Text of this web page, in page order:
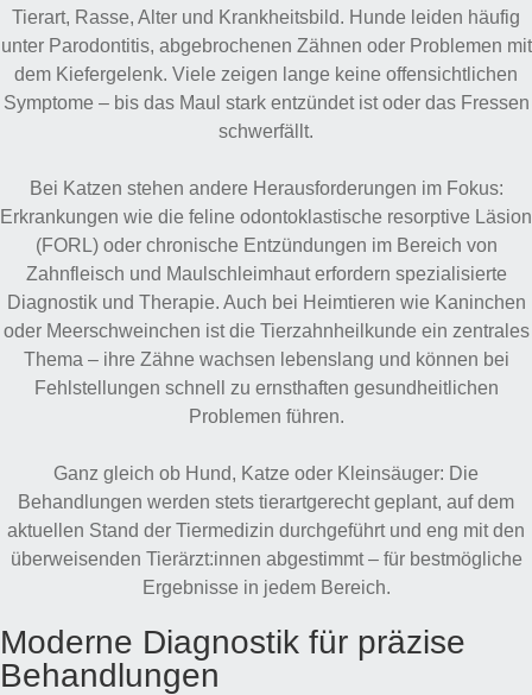
Tierart, Rasse, Alter und Krankheitsbild. Hunde leiden häufig
unter Parodontitis, abgebrochenen Zähnen oder Problemen mit
dem Kiefergelenk. Viele zeigen lange keine offensichtlichen
Symptome – bis das Maul stark entzündet ist oder das Fressen
schwerfällt.
Bei Katzen stehen andere Herausforderungen im Fokus:
Erkrankungen wie die feline odontoklastische resorptive Läsion
(FORL) oder chronische Entzündungen im Bereich von
Zahnfleisch und Maulschleimhaut erfordern spezialisierte
Diagnostik und Therapie. Auch bei Heimtieren wie Kaninchen
oder Meerschweinchen ist die Tierzahnheilkunde ein zentrales
Thema – ihre Zähne wachsen lebenslang und können bei
Fehlstellungen schnell zu ernsthaften gesundheitlichen
Problemen führen.
Ganz gleich ob Hund, Katze oder Kleinsäuger: Die
Behandlungen werden stets tierartgerecht geplant, auf dem
aktuellen Stand der Tiermedizin durchgeführt und eng mit den
überweisenden Tierärzt:innen abgestimmt – für bestmögliche
Ergebnisse in jedem Bereich.
Moderne Diagnostik für präzise
Behandlungen